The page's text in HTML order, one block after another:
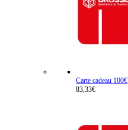
Carte cadeau 100€
83,33€